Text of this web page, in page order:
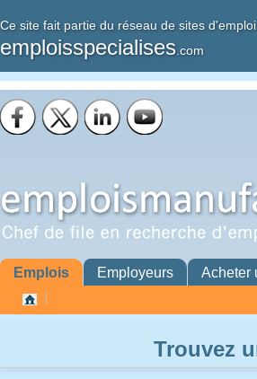
Ce site fait partie du réseau de sites d'emploi
emploisspecialises .com
Emplois Employeurs Acheter
Trouvez